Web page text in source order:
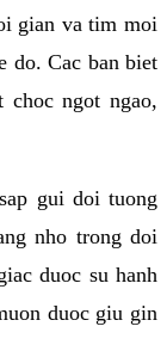
gian va tim moi
do. Cac ban biet
choc ngot ngao,
gui doi tuong
nho trong doi
duoc su hanh
duoc giu gin